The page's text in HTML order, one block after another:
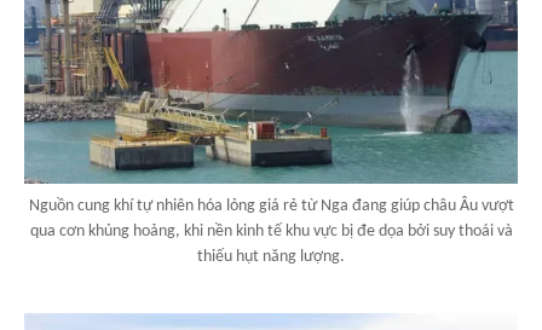
Nguồn cung khí tự nhiên hóa lỏng giá rẻ từ Nga đang giúp châu Âu vượt
qua cơn khủng hoảng, khi nền kinh tế khu vực bị đe dọa bởi suy thoái và
thiếu hụt năng lượng.